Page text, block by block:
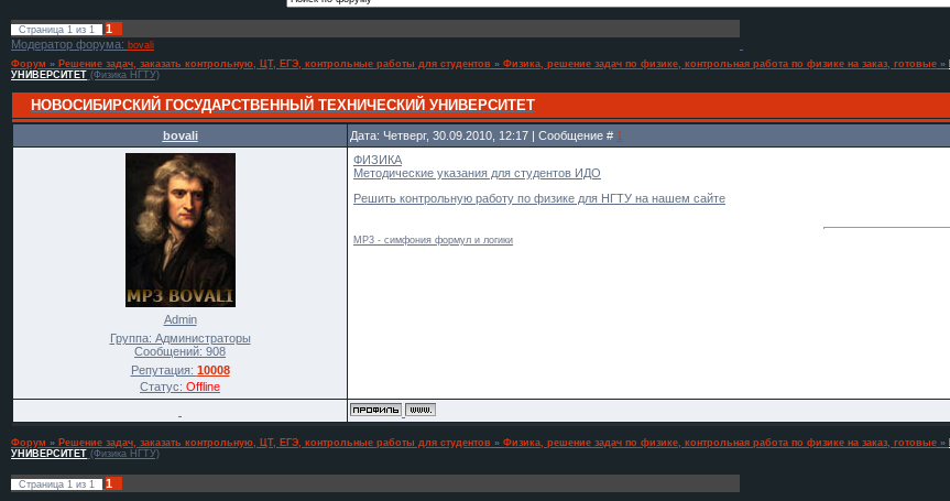
Страница 1 из 1
1
Модератор форума: bovali
Форум » Решение задач, заказать контрольную, ЦТ, ЕГЭ, контрольные работы для студентов » Физика, решение задач по физике, контрольная работа по физике на заказ, готовые »
УНИВЕРСИТЕТ (Физика НГТУ)
НОВОСИБИРСКИЙ ГОСУДАРСТВЕННЫЙ ТЕХНИЧЕСКИЙ УНИВЕРСИТЕТ
bovali Дата: Четверг, 30.09.2010, 12:17 | Сообщение # 1
Admin
Группа: Администраторы
Сообщений: 908
Репутация: 10008
Статус: Offline
ФИЗИКА
Методические указания для студентов ИДО
Решить контрольную работу по физике для НГТУ на нашем сайте
MP3 - симфония формул и логики
Форум » Решение задач, заказать контрольную, ЦТ, ЕГЭ, контрольные работы для студентов » Физика, решение задач по физике, контрольная работа по физике на заказ, готовые »
УНИВЕРСИТЕТ (Физика НГТУ)
Страница 1 из 1
1